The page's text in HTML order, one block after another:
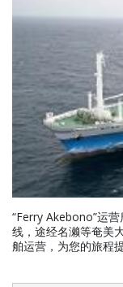
“Ferry Akebono”运
线，途经名濑等奄美
舶运营，为您的旅程